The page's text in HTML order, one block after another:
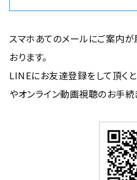
スマホあてのメールにご案内
おります。
LINEにお友達登録をして頂く
やオンライン動画視聴のお手続